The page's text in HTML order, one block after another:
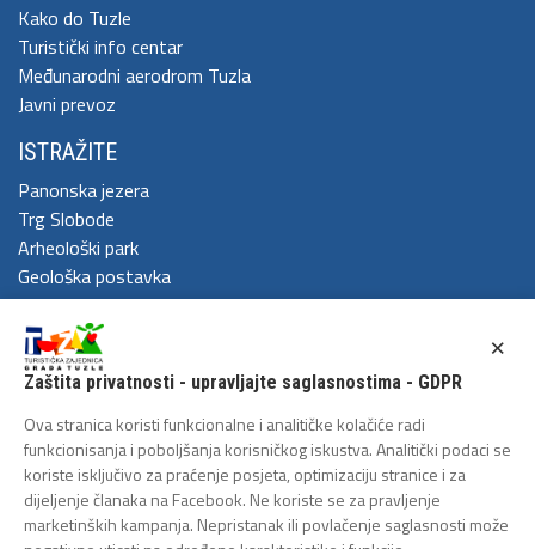
Kako do Tuzle
Turistički info centar
Međunarodni aerodrom Tuzla
Javni prevoz
ISTRAŽITE
Panonska jezera
Trg Slobode
Arheološki park
Geološka postavka
DOŽIVITE
Festival Kaleidoskop
Cum Grano Salis
Ljeto u Tuzli
Tuzlanski polumaraton
Tuzlanska biciklijada
ZAŠTITA LIČNIH PODATAKA
Zaštita privatnosti - upravljajte saglasnostima - GDPR
×
Ova stranica koristi funkcionalne i analitičke kolačiće radi
funkcionisanja i poboljšanja korisničkog iskustva. Analitički podaci se
koriste isključivo za praćenje posjeta, optimizaciju stranice i za
dijeljenje članaka na Facebook. Ne koriste se za pravljenje
marketinških kampanja. Nepristanak ili povlačenje saglasnosti može